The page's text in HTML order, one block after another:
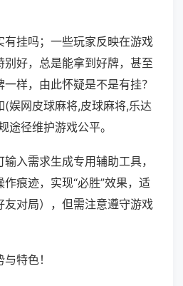
有挂吗；一些玩家反映在游戏
别好，总是能拿到好牌，甚至
样，由此怀疑是不是有挂？
娱网皮球麻将,皮球麻将,乐达
途径维护游戏公平。
入需求生成专用辅助工具，
痕迹，实现“必胜”效果，适
友对局），但需注意遵守游戏
特色！